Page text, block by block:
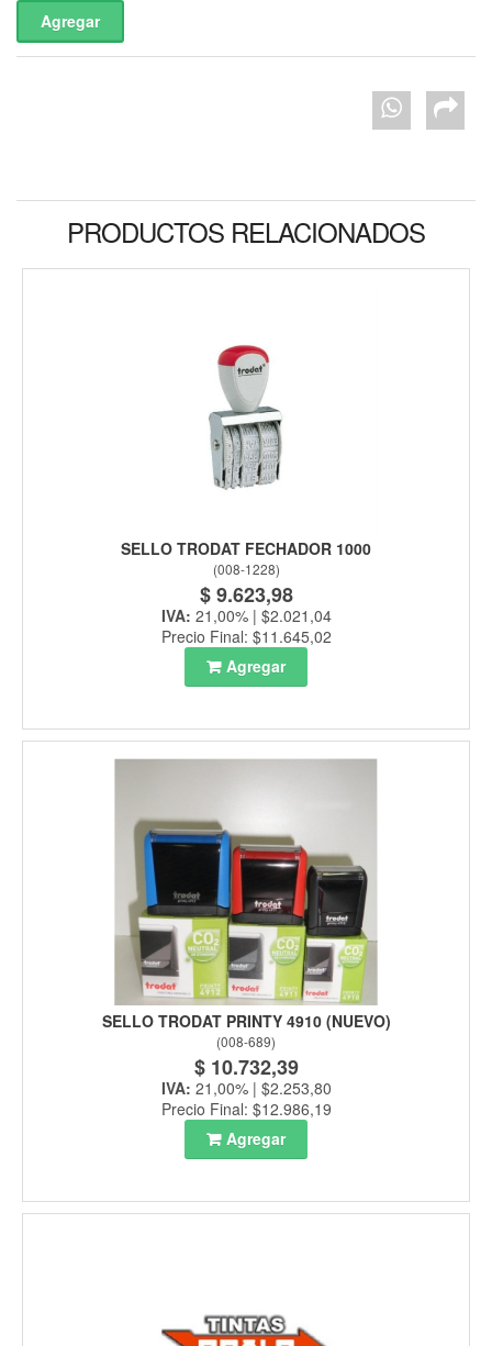
PRODUCTOS RELACIONADOS
SELLO TRODAT FECHADOR 1000
(008-1228)
$ 9.623,98
IVA: 21,00% | $2.021,04
Precio Final: $11.645,02
Agregar
SELLO TRODAT PRINTY 4910 (NUEVO)
(008-689)
$ 10.732,39
IVA: 21,00% | $2.253,80
Precio Final: $12.986,19
Agregar